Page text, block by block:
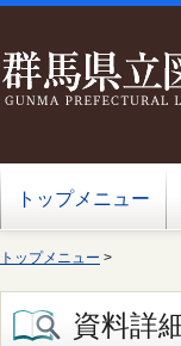
トップメニュー
トップメニュー >
資料詳